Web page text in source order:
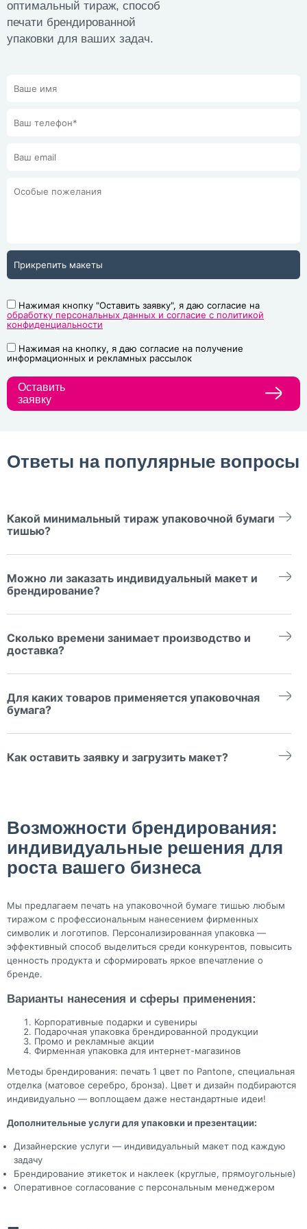
оптимальный тираж, способ
печати брендированной
упаковки для ваших задач.
Прикрепить макеты
Нажимая кнопку "Оставить заявку", я даю согласие на
обработку персональных данных и согласие с политикой
конфиденциальности
Нажимая на кнопку, я даю согласие на получение
информационных и рекламных рассылок
Оставить
заявку
Ответы на популярные вопросы
Какой минимальный тираж упаковочной бумаги
тишью?
Можно ли заказать индивидуальный макет и
брендирование?
Сколько времени занимает производство и
доставка?
Для каких товаров применяется упаковочная
бумага?
Как оставить заявку и загрузить макет?
Возможности брендирования:
индивидуальные решения для
роста вашего бизнеса
Мы предлагаем печать на упаковочной бумаге тишью любым
тиражом с профессиональным нанесением фирменных
символик и логотипов. Персонализированная упаковка —
эффективный способ выделиться среди конкурентов, повысить
ценность продукта и сформировать яркое впечатление о
бренде.
Варианты нанесения и сферы применения:
Корпоративные подарки и сувениры
Подарочная упаковка брендированной продукции
Промо и рекламные акции
Фирменная упаковка для интернет-магазинов
Методы брендирования: печать 1 цвет по Pantone, специальная
отделка (матовое серебро, бронза). Цвет и дизайн подбираются
индивидуально — воплощаем даже нестандартные идеи!
Дополнительные услуги для упаковки и презентации:
Дизайнерские услуги — индивидуальный макет под каждую
задачу
Брендирование этикеток и наклеек (круглые, прямоугольные)
Оперативное согласование с персональным менеджером